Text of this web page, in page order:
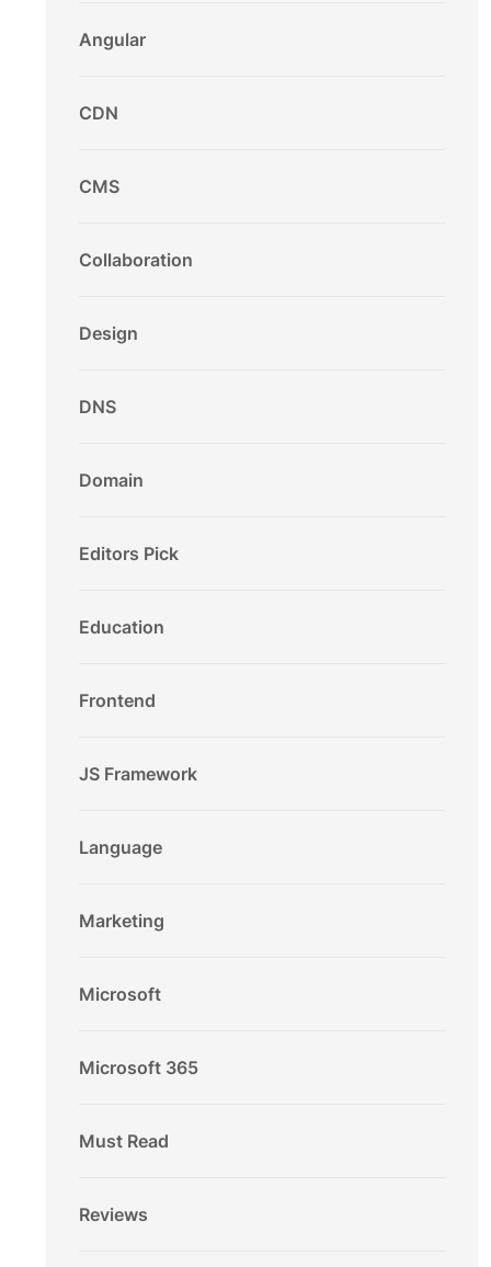
Angular
CDN
CMS
Collaboration
Design
DNS
Domain
Editors Pick
Education
Frontend
JS Framework
Language
Marketing
Microsoft
Microsoft 365
Must Read
Reviews